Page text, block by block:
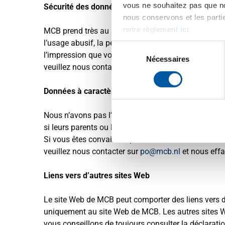
vous ne souhaitez pas que
nous conservons et les
notre règlement ici
Sélection
du
consentement
Nécessaires
Sécurité des données à caractère personnel
MCB prend très au sérieux la protection de vos
l’usage abusif, la perte, l’accès non autorisé, la
l’impression que vos données ne sont pas
veuillez nous contacter sur
Données à caractère personnel spéciales et/ou
Nous n’avons pas l’intention de collecter des
si leurs parents ou leur tuteur y ont consenti.
Si vous êtes convaincu que nous avons collecté
veuillez nous contacter sur po@mcb.nl et nous
Liens vers d’autres sites Web
Le site Web de MCB peut comporter des liens
uniquement au site Web de MCB. Les autres